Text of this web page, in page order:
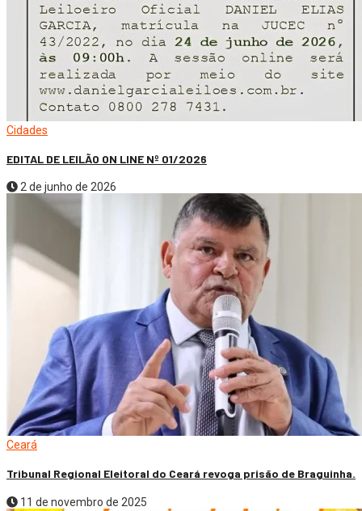
Cidades
EDITAL DE LEILÃO ON LINE Nº 01/2026
2 de junho de 2026
Ceará
Tribunal Regional Eleitoral do Ceará revoga prisão de Braguinha.
11 de novembro de 2025